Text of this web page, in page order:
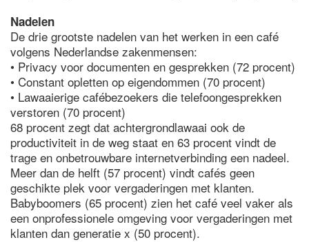
Nadelen
De drie grootste nadelen van het werken in een café
volgens Nederlandse zakenmensen:
• Privacy voor documenten en gesprekken (72 procent)
• Constant opletten op eigendommen (70 procent)
• Lawaaierige cafébezoekers die telefoongesprekken
verstoren (70 procent)
68 procent zegt dat achtergrondlawaai ook de
productiviteit in de weg staat en 63 procent vindt de
trage en onbetrouwbare internetverbinding een nadeel.
Meer dan de helft (57 procent) vindt cafés geen
geschikte plek voor vergaderingen met klanten.
Babyboomers (65 procent) zien het café veel vaker als
een onprofessionele omgeving voor vergaderingen met
klanten dan generatie x (50 procent).